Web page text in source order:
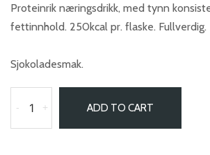
Proteinrik næringsdrikk, med tynn
fettinnhold. 250kcal pr. flaske. Fullverdig.
Sjokoladesmak.
- + ADD TO CART